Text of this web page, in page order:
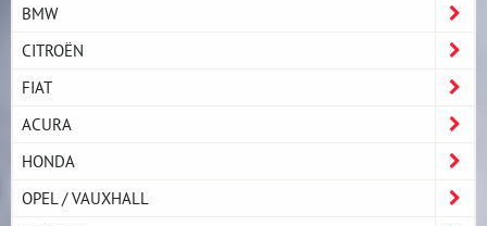
BMW
CITROËN
FIAT
ACURA
HONDA
OPEL / VAUXHALL